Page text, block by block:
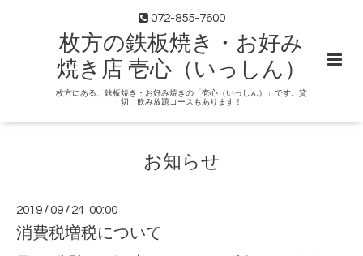
072-855-7600
枚方の鉄板焼き・お好み
焼き店 壱心（いっしん）
枚方にある、鉄板焼き・お好み焼きの「壱心（いっしん）」です。貸
切、飲み放題コースもあります！
お知らせ
2019 /09 / 24 00:00
消費税増税について